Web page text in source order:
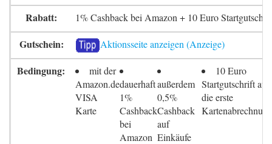
1% Cashback bei Amazon + 10 Euro
Aktionsseite anzeigen
mit der
Amazon.de
VISA
Karte
dauerhaft
1%
Cashback
bei
Amazon
außerdem
0,5%
Cashback
auf
Einkäufe
10 Euro
Startgutschrift auf
die erste
Kartenabrechnung